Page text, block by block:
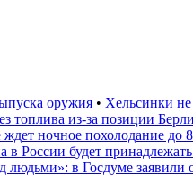
оружия • Хельсинки
топлива из-за позиции
ночное похолодание до
в России будет
людьми»: в Госдуме заявили